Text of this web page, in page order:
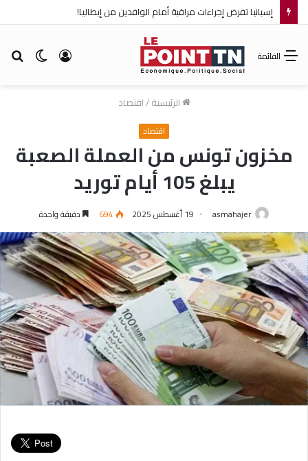
إسبانيا تفرض إجراءات مراقبة أمام الوافدين من إيطاليا!
الوضع تسجيل
القائمة
الرئيسية/اقتصاد
اقتصاد
مخزون تونس من العملة الصعبة
يبلغ 105 أيام توريد
asmahajer 19 أغسطس 2025 694 دقيقة واحدة